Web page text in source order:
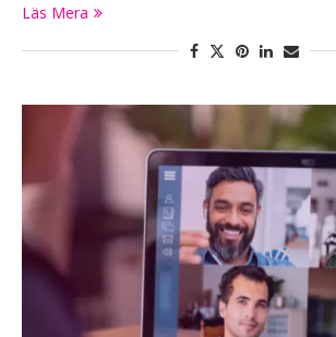
Läs Mera